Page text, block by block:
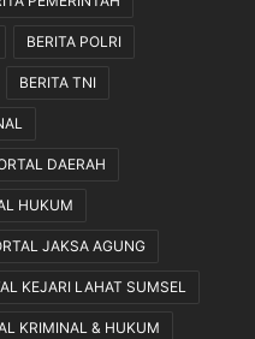
BERITA POLRI
BERITA TNI
DAERAH
HUKUM
JAKSA AGUNG
KEJARI LAHAT SUMSEL
KRIMINAL & HUKUM